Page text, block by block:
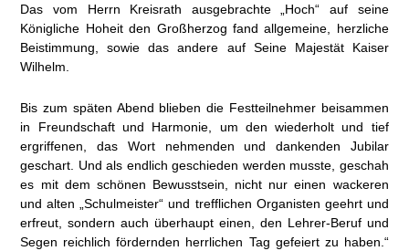
Das vom Herrn Kreisrath ausgebrachte „Hoch“ auf seine
Königliche Hoheit den Großherzog fand allgemeine, herzliche
Beistimmung, sowie das andere auf Seine Majestät Kaiser
Wilhelm.
Bis zum späten Abend blieben die Festteilnehmer beisammen
in Freundschaft und Harmonie, um den wiederholt und tief
ergriffenen, das Wort nehmenden und dankenden Jubilar
geschart. Und als endlich geschieden werden musste, geschah
es mit dem schönen Bewusstsein, nicht nur einen wackeren
und alten „Schulmeister“ und trefflichen Organisten geehrt und
erfreut, sondern auch überhaupt einen, den Lehrer-Beruf und
Segen reichlich fördernden herrlichen Tag gefeiert zu haben.“